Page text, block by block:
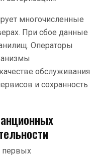
многочисленные
При сбое данные
Операторы
обслуживания
и сохранность
первых